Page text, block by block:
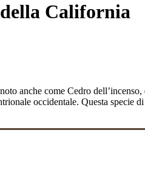
California
anche come Cedro
occidentale. Questa specie